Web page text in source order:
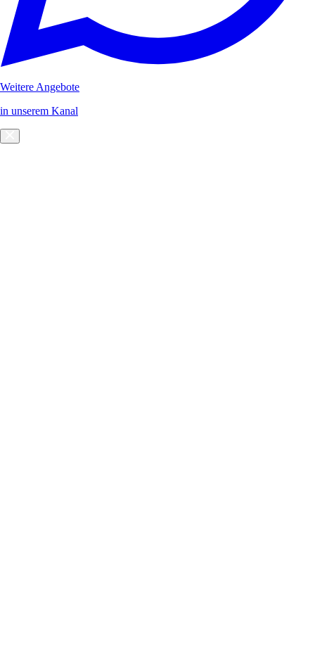
Weitere Angebote
in unserem Kanal